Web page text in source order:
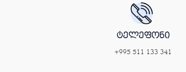
ტელეფონი
+995 511 133 341